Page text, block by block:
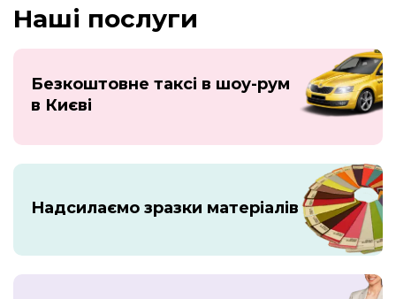
Наші послуги
Безкоштовне таксі в шоу-рум
в Києві
Надсилаємо зразки матеріалів